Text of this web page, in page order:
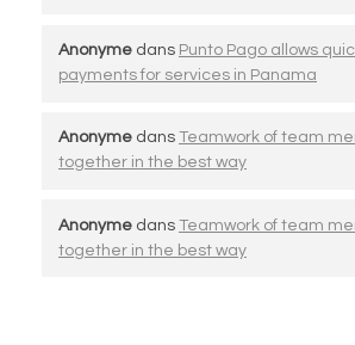
Anonyme dans Punto Pago allows
payments for services in Panama
Anonyme dans Teamwork of team
together in the best way
Anonyme dans Teamwork of team
together in the best way